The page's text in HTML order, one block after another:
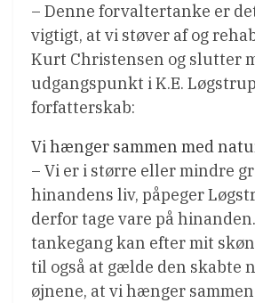
– Denne forvaltertanke er
vigtigt, at vi støver af og
Kurt Christensen og slutter
udgangspunkt i K.E.
forfatterskab:
Vi hænger sammen med
– Vi er i større eller mindre
hinandens liv, påpeger
derfor tage vare på
tankegang kan efter mit
til også at gælde den skabte
øjnene, at vi hænger